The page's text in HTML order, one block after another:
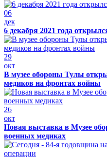
06
дек
6 декабря 2021 года
29
окт
В музее обороны Тулы
медиков на фронтах войны
26
окт
Новая выставка в Музее
военных медиках